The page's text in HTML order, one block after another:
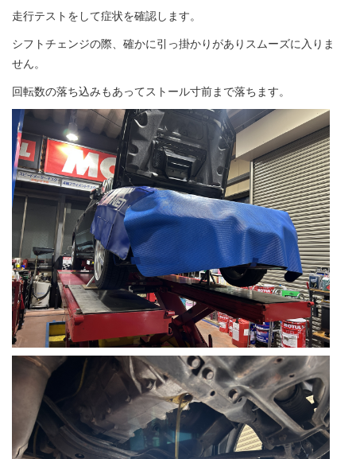
走行テストをして症状を確認します。
シフトチェンジの際、確かに引っ掛かりがありスムーズに入りま
せん。
回転数の落ち込みもあってストール寸前まで落ちます。